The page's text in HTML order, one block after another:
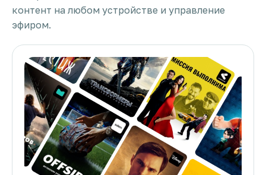
Подключиться к КазахТелеком
контент на любом устройстве и управление
эфиром.